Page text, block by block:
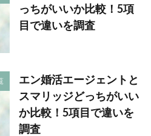
っちがいいか比較！5項
目で違いを調査
エン婚活エージェントと
スマリッジどっちがいい
か比較！5項目で違いを
調査